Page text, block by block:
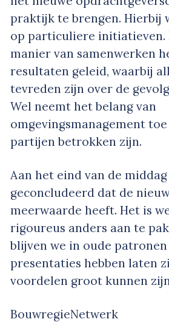
praktijk te brengen. Hierbij
op particuliere initiatieven.
manier van samenwerken
resultaten geleid, waarbij
tevreden zijn over de
Wel neemt het belang van
omgevingsmanagement
partijen betrokken zijn.
Aan het eind van de
geconcludeerd dat de
meerwaarde heeft. Het is
rigoureus anders aan te
blijven we in oude patronen
presentaties hebben laten
voordelen groot kunnen
BouwregieNetwerk